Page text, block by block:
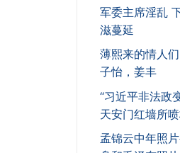
军委主席淫乱
滋蔓延
薄熙来的情人
子怡，姜丰
“习近平非法政
天安门红墙所
孟锦云中年照